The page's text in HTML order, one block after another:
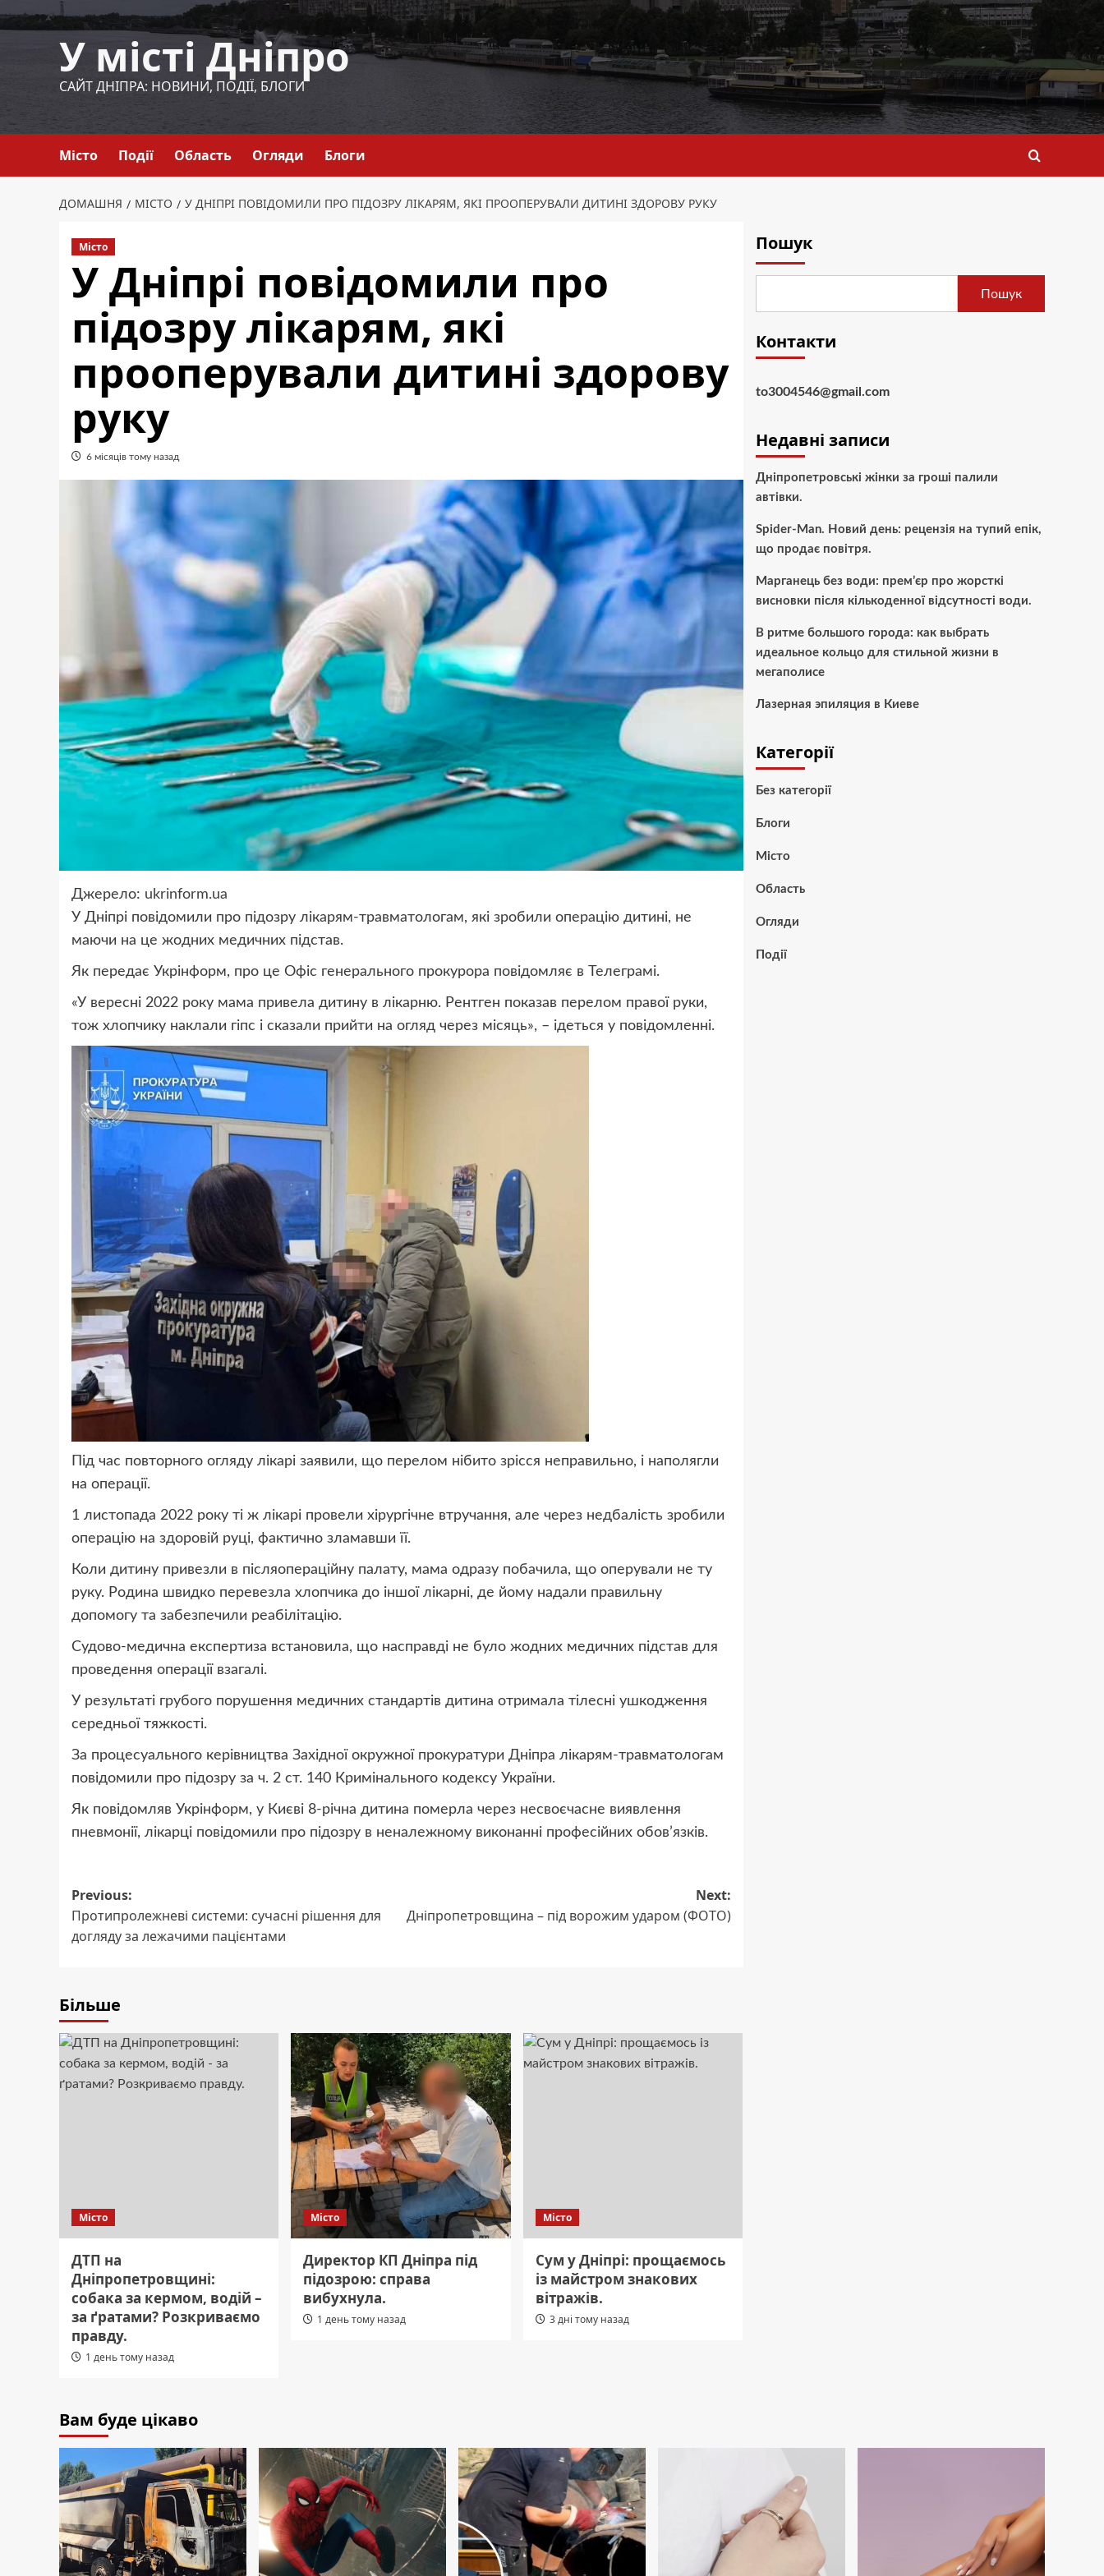
до
У місті Дніпро
САЙТ ДНІПРА: НОВИНИ, ПОДІЇ, БЛОГИ
Місто Події Область Огляди Блоги
ДОМАШНЯ МІСТО У ДНІПРІ ПОВІДОМИЛИ ПРО ПІДОЗРУ ЛІКАРЯМ, ЯКІ ПРООПЕРУВАЛИ ДИТИНІ ЗДОРОВУ РУКУ
Місто
У Дніпрі повідомили про
підозру лікарям, які
прооперували дитині здорову
руку
6 місяців тому назад
Джерело: ukrinform.ua
У Дніпрі повідомили про підозру лікарям-травматологам, які зробили операцію дитині, не
маючи на це жодних медичних підстав.
Як передає Укрінформ, про це Офіс генерального прокурора повідомляє в Телеграмі.
«У вересні 2022 року мама привела дитину в лікарню. Рентген показав перелом правої руки,
тож хлопчику наклали гіпс і сказали прийти на огляд через місяць», – ідеться у повідомленні.
Під час повторного огляду лікарі заявили, що перелом нібито зрісся неправильно, і наполягли
на операції.
1 листопада 2022 року ті ж лікарі провели хірургічне втручання, але через недбалість зробили
операцію на здоровій руці, фактично зламавши її.
Коли дитину привезли в післяопераційну палату, мама одразу побачила, що оперували не ту
руку. Родина швидко перевезла хлопчика до іншої лікарні, де йому надали правильну
допомогу та забезпечили реабілітацію.
Судово-медична експертиза встановила, що насправді не було жодних медичних підстав для
проведення операції взагалі.
У результаті грубого порушення медичних стандартів дитина отримала тілесні ушкодження
середньої тяжкості.
За процесуального керівництва Західної окружної прокуратури Дніпра лікарям-травматологам
повідомили про підозру за ч. 2 ст. 140 Кримінального кодексу України.
Як повідомляв Укрінформ, у Києві 8-річна дитина померла через несвоєчасне виявлення
пневмонії, лікарці повідомили про підозру в неналежному виконанні професійних обов’язків.
Post
navigation
Previous:
Протипролежневі системи: сучасні рішення для
догляду за лежачими пацієнтами
Next:
Дніпропетровщина – під ворожим ударом (ФОТО)
Більше
Місто
ДТП на
Дніпропетровщині:
собака за кермом, водій –
за ґратами? Розкриваємо
правду.
1 день тому назад
Місто
Директор КП Дніпра під
підозрою: справа
вибухнула.
1 день тому назад
Місто
Сум у Дніпрі: прощаємось
із майстром знакових
вітражів.
3 дні тому назад
Пошук
Пошук
Контакти
to3004546@gmail.com
Недавні записи
Дніпропетровські жінки за гроші палили
автівки.
Spider-Man. Новий день: рецензія на тупий епік,
що продає повітря.
Марганець без води: прем’єр про жорсткі
висновки після кількоденної відсутності води.
В ритме большого города: как выбрать
идеальное кольцо для стильной жизни в
мегаполисе
Лазерная эпиляция в Киеве
Категорії
Без категорії
Блоги
Місто
Область
Огляди
Події
Вам буде цікаво